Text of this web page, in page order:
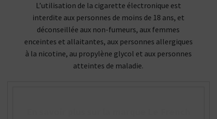
L’utilisation de la cigarette électronique est
interdite aux personnes de moins de 18 ans, et
déconseillée aux non-fumeurs, aux femmes
enceintes et allaitantes, aux personnes allergiques
à la nicotine, au propylène glycol et aux personnes
atteintes de maladie.